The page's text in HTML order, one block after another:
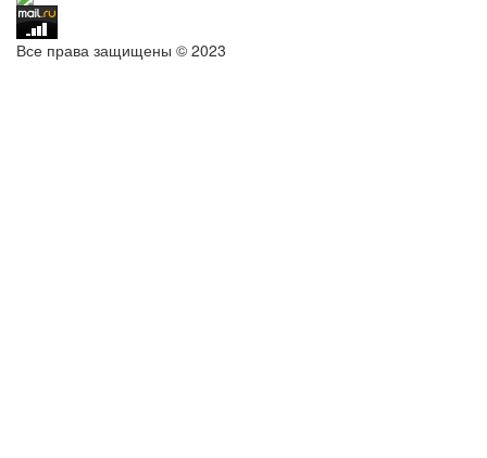
Все права защищены © 2023